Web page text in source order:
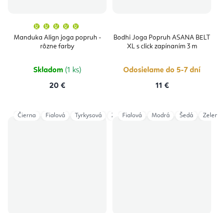
Manduka Align joga popruh -
rôzne farby
produktu
je
Skladom (1 ks)
20 €
Bodhi Joga Popruh ASANA BELT
XL s click zapínaním 3 m
Odosielame do 5-7 dní
11 €
Čierna Fialová Tyrkysová Zelená Dark Green Anthracite
Fialová Modrá Šedá